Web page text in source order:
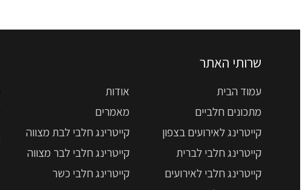
שרותי האתר
עמוד הבית
אודות
מתכונים חלביים
מאמרים
קייטרינג לאירועים בצפון
קייטרינג חלבי לבת מצווה
קייטרינג חלבי לברית
קייטרינג חלבי לבר מצווה
קייטרינג חלבי לאירועים
קייטרינג חלבי כשר